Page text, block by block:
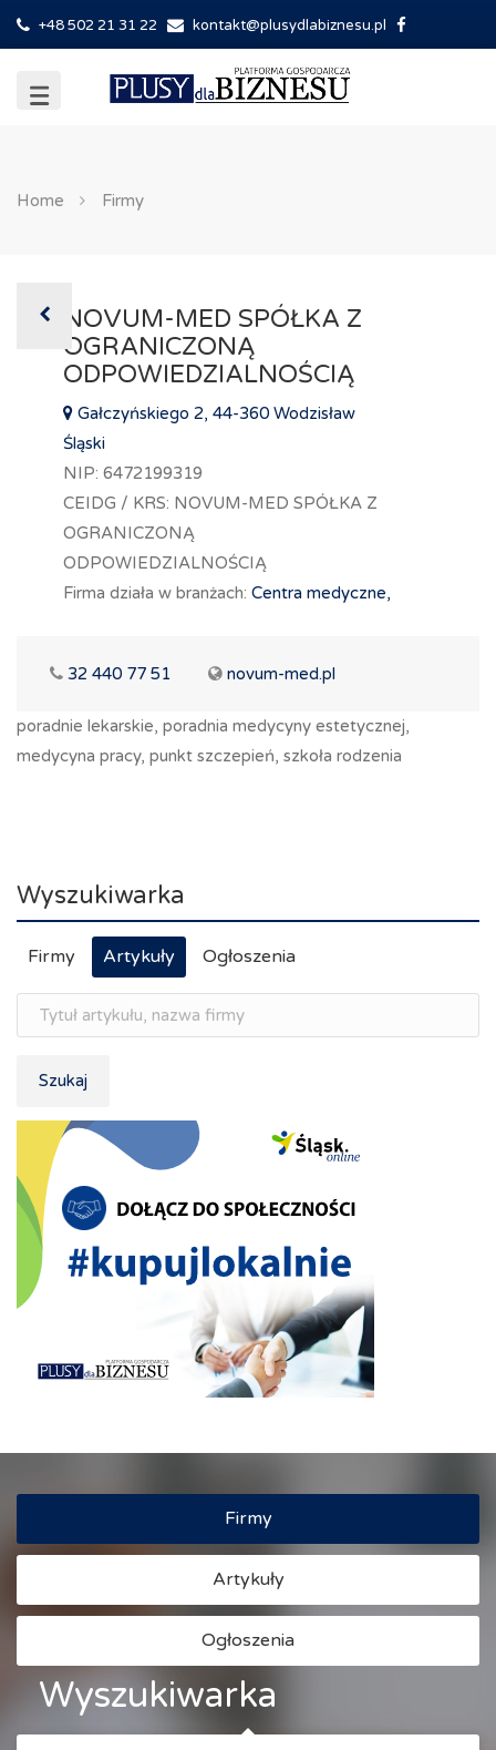
+48 502 21 31 22 kontakt@plusydlabiznesu.pl
Home Firmy
NOVUM-MED SPÓŁKA Z
OGRANICZONĄ
ODPOWIEDZIALNOŚCIĄ
Gałczyńskiego 2, 44-360 Wodzisław
Śląski
NIP: 6472199319
CEIDG / KRS: NOVUM-MED SPÓŁKA Z
OGRANICZONĄ
ODPOWIEDZIALNOŚCIĄ
Firma działa w branżach: Centra medyczne,
32 440 77 51 novum-med.pl
poradnie lekarskie, poradnia medycyny estetycznej,
medycyna pracy, punkt szczepień, szkoła rodzenia
Wyszukiwarka
Firmy Artykuły Ogłoszenia
Szukaj
Firmy
Artykuły
Ogłoszenia
Wyszukiwarka